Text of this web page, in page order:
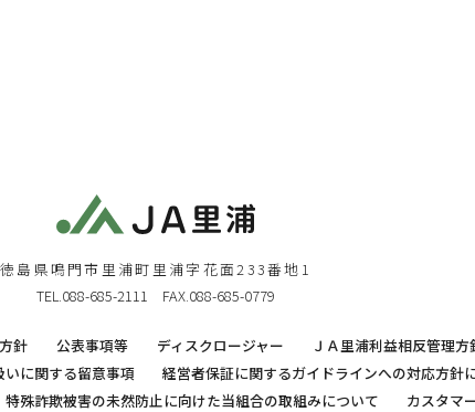
徳島県鳴門市里浦町里浦字花面233番地1
TEL.088-685-2111 FAX.088-685-0779
針 公表事項等 ディスクロージャー
ＪＡ里浦利益相反管理方
に関する留意事項
経営者保証に関するガイドラインへの対応方針
特殊詐欺被害の未然防止に向けた当組合の取組みについて
カスタマ